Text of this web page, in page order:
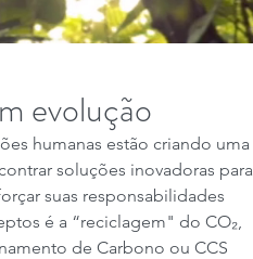
evolução
humanas estão criando uma
soluções inovadoras para
suas responsabilidades
é a “reciclagem" do CO₂,
de Carbono ou CCS